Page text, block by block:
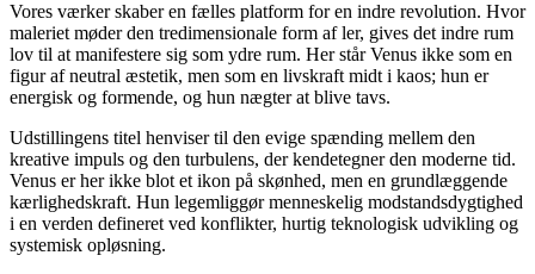
Vores værker skaber en fælles platform for en indre revolution. Hvor
maleriet møder den tredimensionale form af ler, gives det indre rum
lov til at manifestere sig som ydre rum. Her står Venus ikke som en
figur af neutral æstetik, men som en livskraft midt i kaos; hun er
energisk og formende, og hun nægter at blive tavs.
Udstillingens titel henviser til den evige spænding mellem den
kreative impuls og den turbulens, der kendetegner den moderne tid.
Venus er her ikke blot et ikon på skønhed, men en grundlæggende
kærlighedskraft. Hun legemliggør menneskelig modstandsdygtighed
i en verden defineret ved konflikter, hurtig teknologisk udvikling og
systemisk opløsning.